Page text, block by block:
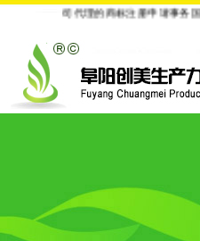
凡经我公司代理的商标注册申请事务国